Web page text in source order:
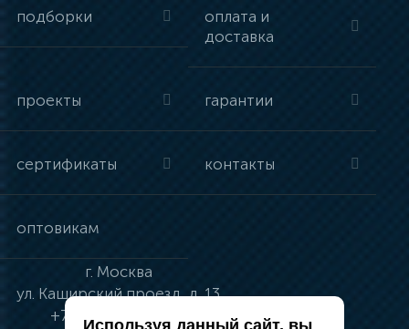
подборки
оплата и
доставка
проекты гарантии
сертификаты контакты
оптовикам
г. Москва
ул. Каширский проезд, д. 13
+7 (495) 134-41-83
Используя данный сайт, вы